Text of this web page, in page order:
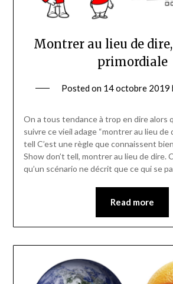
Montrer au lieu de
primordiale
Posted on 14 octobre 2019
On a tous tendance à trop en dire alors
suivre ce vieil adage “montrer au lieu de
tell C’est une règle que connaissent
Show don’t tell, montrer au lieu de dire.
qu’un scénario ne décrit que ce qui se
Read more